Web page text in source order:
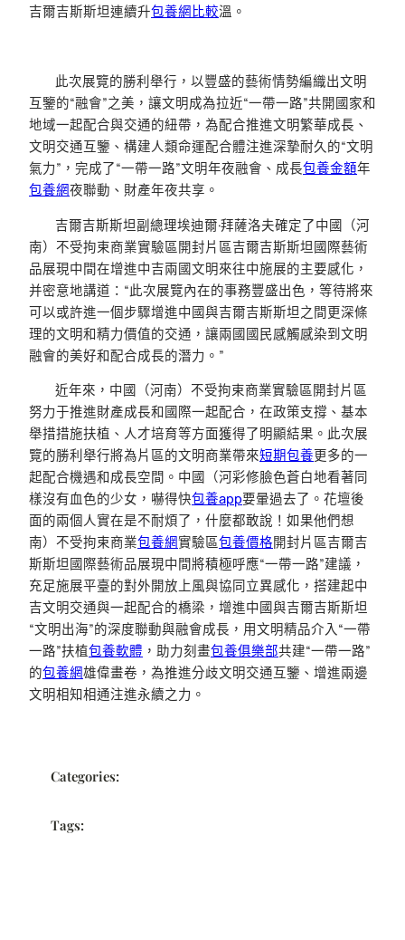
吉爾吉斯斯坦連續升包養網比較溫。
此次展覽的勝利舉行，以豐盛的藝術情勢編織出文明
互鑒的“融會”之美，讓文明成為拉近“一帶一路”共開國家和
地域一起配合與交通的紐帶，為配合推進文明繁華成長、
文明交通互鑒、構建人類命運配合體注進深摯耐久的“文明
氣力”，完成了“一帶一路”文明年夜融會、成長包養金額年
包養網夜聯動、財產年夜共享。
吉爾吉斯斯坦副總理埃迪爾·拜薩洛夫確定了中國（河
南）不受拘束商業實驗區開封片區吉爾吉斯斯坦國際藝術
品展現中間在增進中吉兩國文明來往中施展的主要感化，
并密意地講道：“此次展覽內在的事務豐盛出色，等待將來
可以或許進一個步驟增進中國與吉爾吉斯斯坦之間更深條
理的文明和精力價值的交通，讓兩國國民感觸感染到文明
融會的美好和配合成長的潛力。”
近年來，中國（河南）不受拘束商業實驗區開封片區
努力于推進財產成長和國際一起配合，在政策支撐、基本
舉措措施扶植、人才培育等方面獲得了明顯結果。此次展
覽的勝利舉行將為片區的文明商業帶來短期包養更多的一
起配合機遇和成長空間。中國（河彩修臉色蒼白地看著同
樣沒有血色的少女，嚇得快包養app要暈過去了。花壇後
面的兩個人實在是不耐煩了，什麼都敢說！如果他們想
南）不受拘束商業包養網實驗區包養價格開封片區吉爾吉
斯斯坦國際藝術品展現中間將積極呼應“一帶一路”建議，
充足施展平臺的對外開放上風與協同立異感化，搭建起中
吉文明交通與一起配合的橋梁，增進中國與吉爾吉斯斯坦
“文明出海”的深度聯動與融會成長，用文明精品介入“一帶
一路”扶植包養軟體 ，助力刻畫包養俱樂部共建“一帶一路”
的包養網雄偉畫卷，為推進分歧文明交通互鑒、增進兩邊
文明相知相通注進永續之力。
Categories:
Tags: